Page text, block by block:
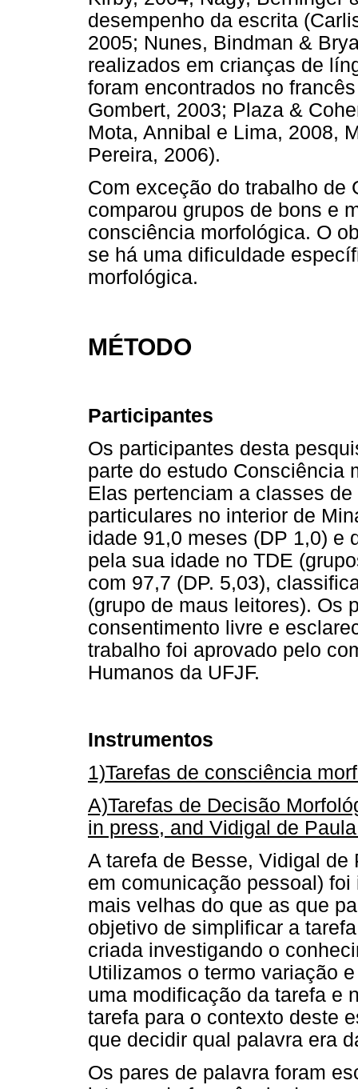
desempenho da escrita
2005; Nunes, Bindman &
realizados em crianças de
foram encontrados no
Gombert, 2003; Plaza &
Mota, Annibal e Lima, 2008,
Pereira, 2006).
Com exceção do trabalho de
comparou grupos de bons e
consciência morfológica. O
se há uma dificuldade
morfológica.
MÉTODO
Participantes
Os participantes desta
parte do estudo Consciência
Elas pertenciam a classes
particulares no interior de
idade 91,0 meses (DP 1,0) e
pela sua idade no TDE
com 97,7 (DP. 5,03),
(grupo de maus leitores). Os
consentimento livre e
trabalho foi aprovado pelo
Humanos da UFJF.
Instrumentos
1)Tarefas de consciência
A)Tarefas de Decisão
in press, and Vidigal de
A tarefa de Besse, Vidigal de
em comunicação pessoal)
mais velhas do que as que
objetivo de simplificar a
criada investigando o
Utilizamos o termo variação
uma modificação da tarefa e
tarefa para o contexto deste
que decidir qual palavra era
Os pares de palavra foram